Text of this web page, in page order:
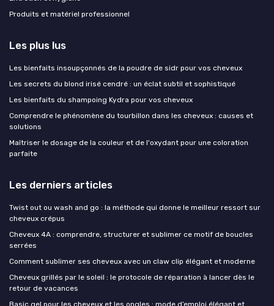
Produits et matériel professionnel
Les plus lus
Les bienfaits insoupçonnés de la poudre de sidr pour vos cheveux
Les secrets du blond irisé cendré : un éclat subtil et sophistiqué
Les bienfaits du shampoing Kydra pour vos cheveux
Comprendre le phénomène du tourbillon dans les cheveux : causes et
solutions
Maîtriser le dosage de la couleur et de l'oxydant pour une coloration
parfaite
Les derniers articles
Twist out ou wash and go : la méthode qui donne le meilleur ressort sur
cheveux crépus
Cheveux 4A : comprendre, structurer et sublimer ce motif de boucles
serrées
Comment sublimer ses cheveux avec un claw clip élégant et moderne
Cheveux grillés par le soleil : le protocole de réparation à lancer dès le
retour de vacances
Basic gel pour les cheveux et les ongles : mode d’emploi élégant et